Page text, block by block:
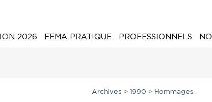
2026 FEMA PRATIQUE PROFESSIONNELS
Archives > 1990 > Hommages